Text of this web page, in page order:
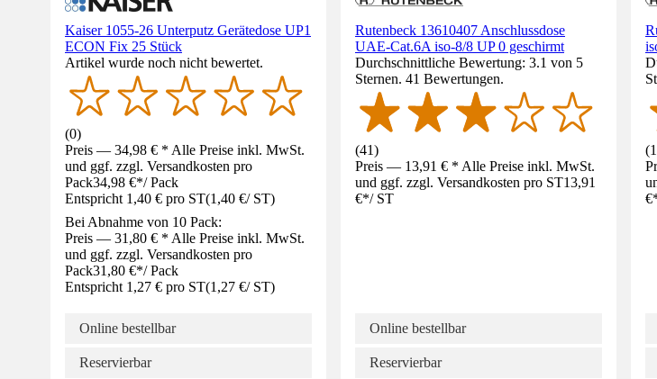
Kaiser 1055-26 Unterputz Gerätedose UP1
ECON Fix 25 Stück
Artikel wurde noch nicht bewertet.
(0)
Preis — 34,98 € * Alle Preise inkl. MwSt.
und ggf. zzgl. Versandkosten pro
Pack34,98 €*/ Pack
Entspricht 1,40 € pro ST(1,40 €/ ST)
Bei Abnahme von 10 Pack:
Preis — 31,80 € * Alle Preise inkl. MwSt.
und ggf. zzgl. Versandkosten pro
Pack31,80 €*/ Pack
Entspricht 1,27 € pro ST(1,27 €/ ST)
Online bestellbar
Reservierbar
Rutenbeck 13610407 Anschlussdose
UAE-Cat.6A iso-8/8 UP 0 geschirmt
Durchschnittliche Bewertung: 3.1 von 5
Sternen. 41 Bewertungen.
(41)
Preis — 13,91 € * Alle Preise inkl. MwSt.
und ggf. zzgl. Versandkosten pro ST13,91
€*/ ST
Online bestellbar
Reservierbar
(
€